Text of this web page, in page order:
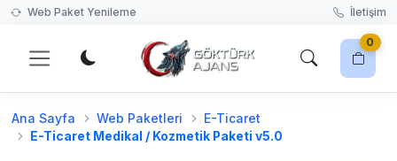
Web Paket Yenileme İletişim
0
Harika bir web sitesi tasarımı seçerek başlayın!
Ana Sayfa Web Paketleri
E-Ticaret
E-Ticaret Medikal / Kozmetik Paketi v5.0